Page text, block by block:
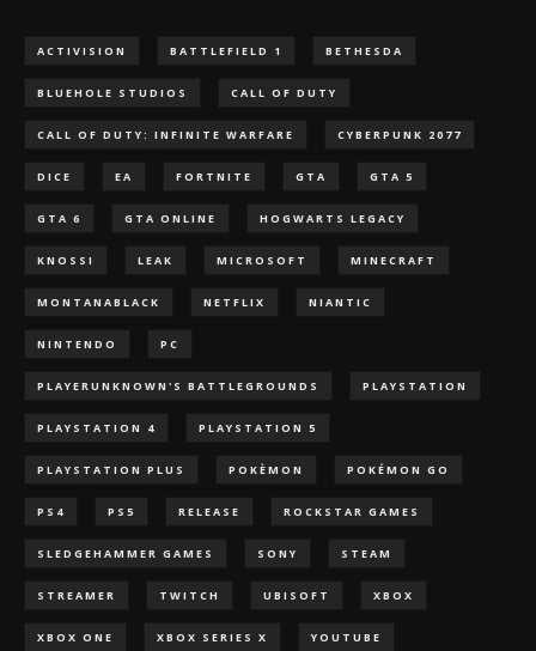
ACTIVISION BATTLEFIELD 1 BETHESDA
BLUEHOLE STUDIOS CALL OF DUTY
CALL OF DUTY: INFINITE WARFARE CYBERPUNK 2077
DICE EA FORTNITE GTA GTA 5
GTA 6 GTA ONLINE HOGWARTS LEGACY
KNOSSI LEAK MICROSOFT MINECRAFT
MONTANABLACK NETFLIX NIANTIC
NINTENDO PC
PLAYERUNKNOWN'S BATTLEGROUNDS PLAYSTATION
PLAYSTATION 4 PLAYSTATION 5
PLAYSTATION PLUS POKÈMON POKÉMON GO
PS4 PS5 RELEASE ROCKSTAR GAMES
SLEDGEHAMMER GAMES SONY STEAM
STREAMER TWITCH UBISOFT XBOX
XBOX ONE XBOX SERIES X YOUTUBE